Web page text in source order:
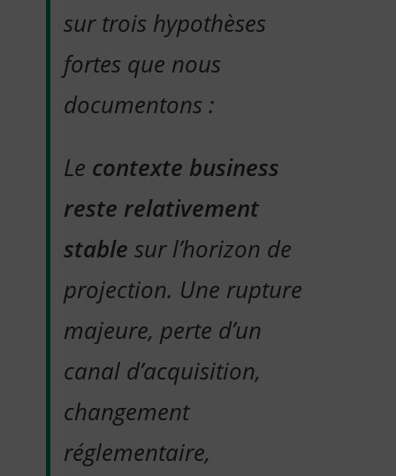
sur trois hypothèses
fortes que nous
documentons :
Le contexte business
reste relativement
stable sur l’horizon de
projection. Une rupture
majeure, perte d’un
canal d’acquisition,
changement
réglementaire,